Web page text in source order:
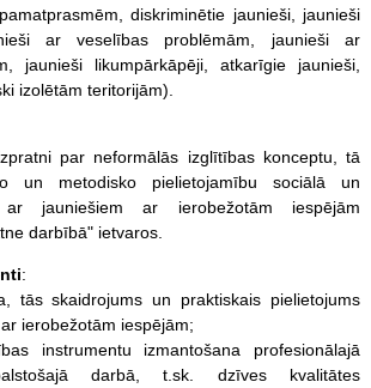
diskriminētie jaunieši, jaunieši
ar veselības problēmām, jaunieši ar
jaunieši likumpārkāpēji, atkarīgie jaunieši,
izolētām teritorijām).
par neformālās izglītības konceptu, tā
un metodisko pielietojamību sociālā un
jauniešiem ar ierobežotām iespējām
darbībā" ietvaros.
:
tās skaidrojums un praktiskais pielietojums
ierobežotām iespējām;
instrumentu izmantošana profesionālajā
darbā, t.sk. dzīves kvalitātes